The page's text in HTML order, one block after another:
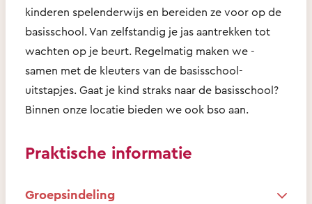
kinderen spelenderwijs en bereiden ze voor op de
basisschool. Van zelfstandig je jas aantrekken tot
wachten op je beurt. Regelmatig maken we -
samen met de kleuters van de basisschool-
uitstapjes. Gaat je kind straks naar de basisschool?
Binnen onze locatie bieden we ook bso aan.
Praktische informatie
Groepsindeling